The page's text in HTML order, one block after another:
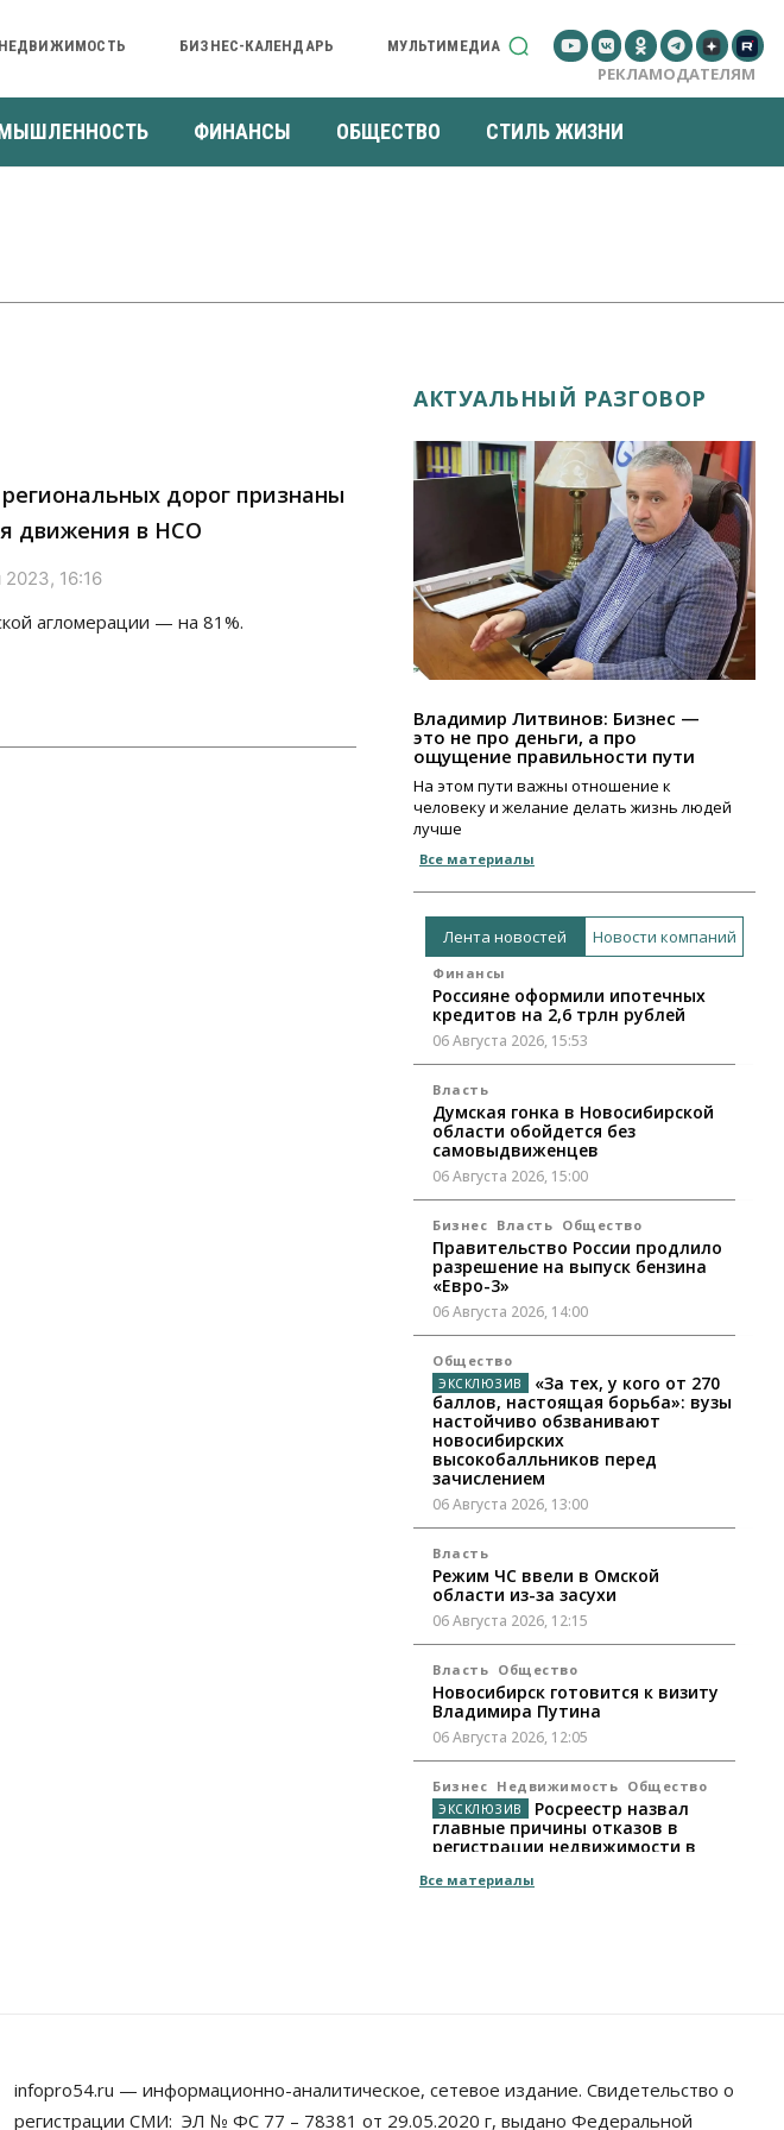
БИЗНЕС-КАЛЕНДАРЬ МУЛЬТИМЕДИА
РЕКЛАМОДАТЕЛЯМ
ФИНАНСЫ ОБЩЕСТВО СТИЛЬ ЖИЗНИ
дорог признаны
движения в НСО
2023, 16:16
агломерации — на 81%.
АКТУАЛЬНЫЙ РАЗГОВОР
Владимир Литвинов: Бизнес —
это не про деньги, а про
ощущение правильности пути
На этом пути важны отношение к
человеку и желание делать жизнь людей
лучше
Все материалы
Лента новостей Новости компаний
Финансы
Россияне оформили ипотечных
кредитов на 2,6 трлн рублей
06 Августа 2026, 15:53
Власть
Думская гонка в Новосибирской
области обойдется без
самовыдвиженцев
06 Августа 2026, 15:00
Бизнес Власть Общество
Правительство России продлило
разрешение на выпуск бензина
«Евро-3»
06 Августа 2026, 14:00
Общество
«За тех, у кого от 270
баллов, настоящая борьба»: вузы
настойчиво обзванивают
новосибирских
высокобалльников перед
зачислением
06 Августа 2026, 13:00
Власть
Режим ЧС ввели в Омской
области из-за засухи
06 Августа 2026, 12:15
Власть Общество
Новосибирск готовится к визиту
Владимира Путина
06 Августа 2026, 12:05
Бизнес Недвижимость Общество
Росреестр назвал
главные причины отказов в
регистрации недвижимости в
06 Августа 2026, 12:00
Бизнес Право&Порядок ПроБизнес
Злоумышленники
Все материалы
infopro54.ru — информационно-аналитическое, сетевое издание. Свидетельство о
регистрации СМИ: ЭЛ № ФС 77 – 78381 от 29.05.2020 г, выдано Федеральной